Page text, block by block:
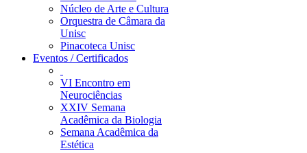
Núcleo de Arte e Cultura
Orquestra de Câmara da
Unisc
Pinacoteca Unisc
Eventos / Certificados
VI Encontro em
Neurociências
XXIV Semana
Acadêmica da Biologia
Semana Acadêmica da
Estética